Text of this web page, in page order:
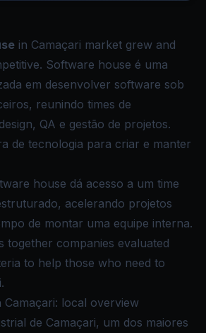
in Camaçari market grew and
Software house é uma
em desenvolver software sob
reunindo times de
QA e gestão de projetos.
de tecnologia para criar e manter
house dá acesso a um time
acelerando projetos
de montar uma equipe interna.
together companies evaluated
to help those who need to
local overview
de Camaçari, um dos maiores